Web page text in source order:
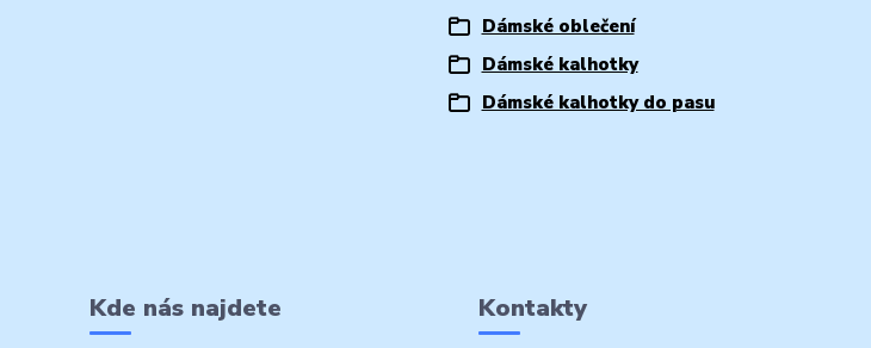
Dámské oblečení
Dámské kalhotky
Dámské kalhotky do pasu
Kde nás najdete Kontakty